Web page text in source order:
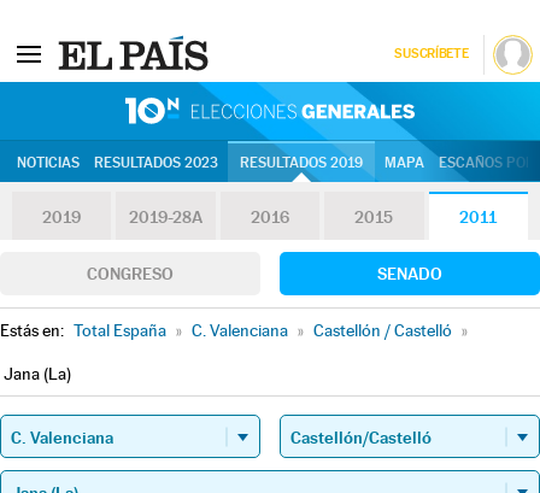
SUSCRÍBETE
NOTICIAS RESULTADOS 2023 RESULTADOS 2019 MAPA ESCAÑOS
2019 2019-28A 2016 2015 2011
CONGRESO SENADO
Estás en: Total España » C. Valenciana » Castellón / Castelló »
Jana (La)